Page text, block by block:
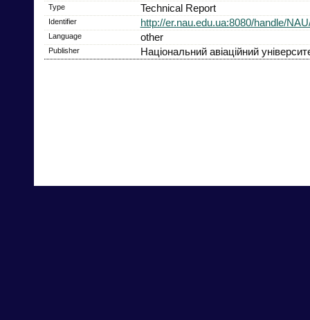
Type Technical Report
Identifier http://er.nau.edu.ua:8080/handle/
Language other
Publisher Національний авіаційний